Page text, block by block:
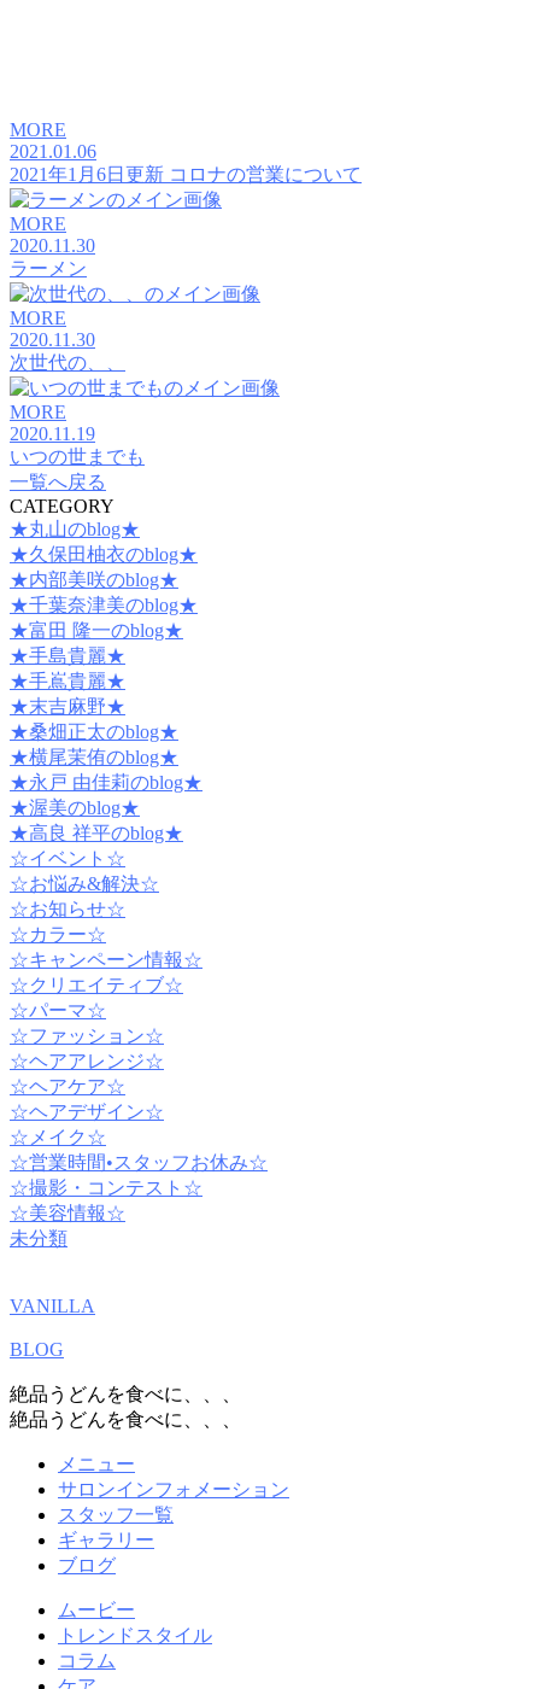
MORE
2021.01.06
2021年1月6日更新 コロナの営業について
MORE
2020.11.30
ラーメン
MORE
2020.11.30
次世代の、、
MORE
2020.11.19
いつの世までも
一覧へ戻る
CATEGORY
★丸山のblog★
★久保田柚衣のblog★
★内部美咲のblog★
★千葉奈津美のblog★
★富田 隆一のblog★
★手島貴麗★
★手嶌貴麗★
★末吉麻野★
★桑畑正太のblog★
★横尾茉侑のblog★
★永戸 由佳莉のblog★
★渥美のblog★
★高良 祥平のblog★
☆イベント☆
☆お悩み&解決☆
☆お知らせ☆
☆カラー☆
☆キャンペーン情報☆
☆クリエイティブ☆
☆パーマ☆
☆ファッション☆
☆ヘアアレンジ☆
☆ヘアケア☆
☆ヘアデザイン☆
☆メイク☆
☆営業時間•スタッフお休み☆
☆撮影・コンテスト☆
☆美容情報☆
未分類
VANILLA
BLOG
絶品うどんを食べに、、、
絶品うどんを食べに、、、
メニュー
サロンインフォメーション
スタッフ一覧
ギャラリー
ブログ
ムービー
トレンドスタイル
コラム